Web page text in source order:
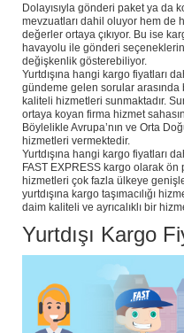
Dolayısıyla gönderi paket ya da
mevzuatları dahil oluyor hem de
değerler ortaya çıkıyor. Bu ise
havayolu ile gönderi
değişkenlik gösterebiliyor.
Yurtdışına hangi kargo fiyatları
gündeme gelen sorular arasında
kaliteli hizmetleri sunmaktadır.
ortaya koyan firma hizmet
Böylelikle Avrupa’nın ve Orta
hizmetleri vermektedir.
Yurtdışına hangi kargo fiyatları
FAST EXPRESS kargo olarak ön
hizmetleri çok fazla ülkeye
yurtdışına kargo taşımacılığı
daim kaliteli ve ayrıcalıklı bir
Yurtdışı Kargo